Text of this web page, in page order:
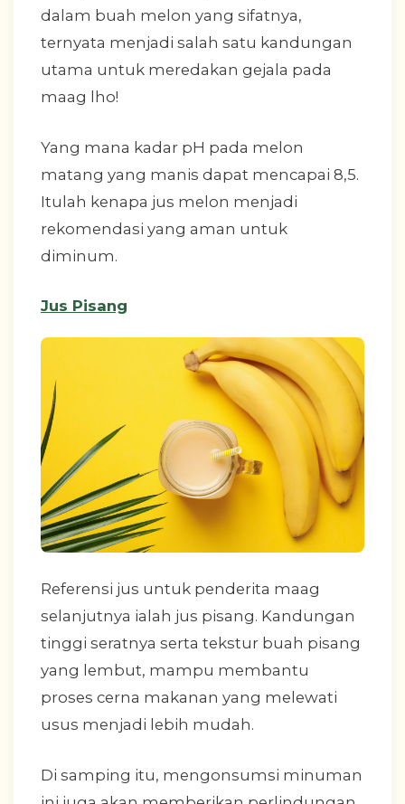
dalam buah melon yang sifatnya,
ternyata menjadi salah satu kandungan
utama untuk meredakan gejala pada
maag lho!
Yang mana kadar pH pada melon
matang yang manis dapat mencapai 8,5.
Itulah kenapa jus melon menjadi
rekomendasi yang aman untuk
diminum.
Jus Pisang
Referensi jus untuk penderita maag
selanjutnya ialah jus pisang. Kandungan
tinggi seratnya serta tekstur buah pisang
yang lembut, mampu membantu
proses cerna makanan yang melewati
usus menjadi lebih mudah.
Di samping itu, mengonsumsi minuman